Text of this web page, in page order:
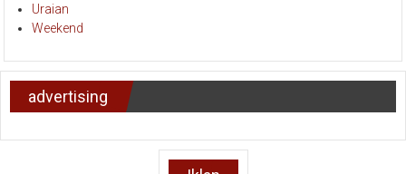
Uraian
Weekend
advertising